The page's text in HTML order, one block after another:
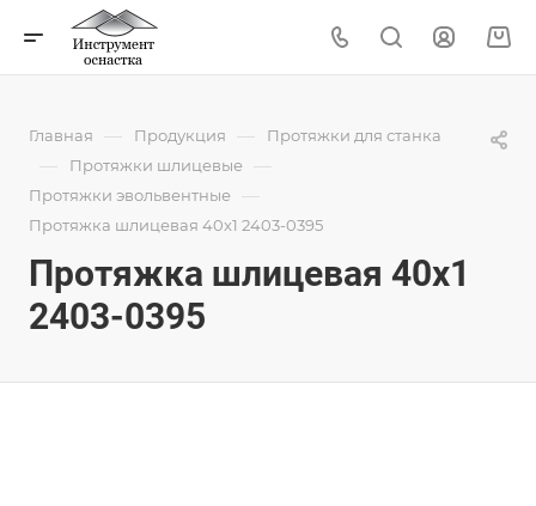
Главная — Продукция — Протяжки для станка
— Протяжки шлицевые —
Протяжки эвольвентные —
Протяжка шлицевая 40x1 2403-0395
Протяжка шлицевая 40x1
2403-0395